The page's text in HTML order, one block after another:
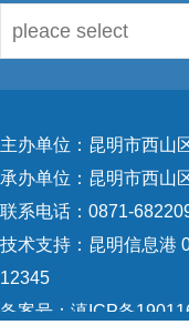
主办单位：昆明市西山
承办单位：昆明市西山
联系电话：0871-
技术支持： 昆明信息港
12345
备案号： 滇ICP备